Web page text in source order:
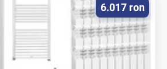
6.017 ron